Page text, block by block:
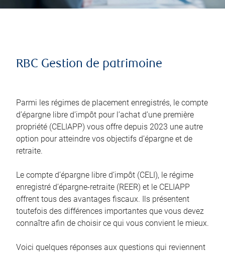
RBC Gestion de patrimoine
Parmi les régimes de placement enregistrés, le compte
d’épargne libre d’impôt pour l’achat d’une première
propriété (CELIAPP) vous offre depuis 2023 une autre
option pour atteindre vos objectifs d’épargne et de
retraite.
Le compte d’épargne libre d’impôt (CELI), le régime
enregistré d’épargne-retraite (REER) et le CELIAPP
offrent tous des avantages fiscaux. Ils présentent
toutefois des différences importantes que vous devez
connaître afin de choisir ce qui vous convient le mieux.
Voici quelques réponses aux questions qui reviennent